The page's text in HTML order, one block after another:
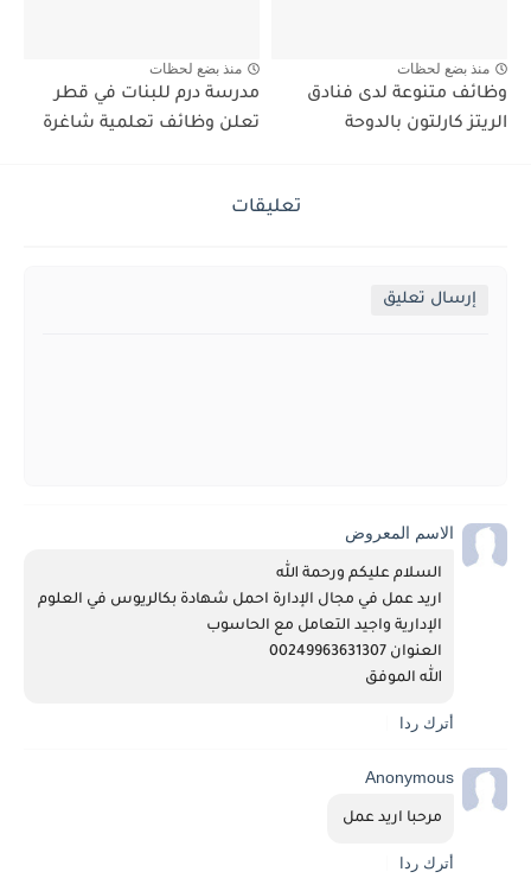
منذ بضع لحظات
وظائف متنوعة لدى فنادق
الريتز كارلتون بالدوحة
منذ بضع لحظات
مدرسة درم للبنات في قطر
تعلن وظائف تعلمية شاغرة
تعليقات
إرسال تعليق
الاسم المعروض
السلام عليكم ورحمة الله
الإدارية واجيد التعامل مع الحاسوب
العنوان 00249963631307
الله الموفق
أترك ردا
Anonymous
مرحبا اريد عمل
أترك ردا